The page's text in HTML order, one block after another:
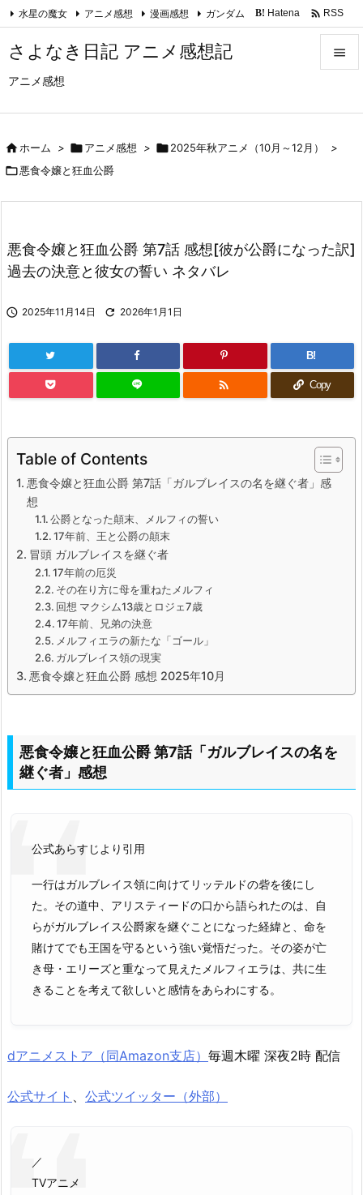
さよなき日記 アニメ感想記
アニメ感想

サイド

水星の魔女 アニメ感想 漫画感想 ガンダム B! Hatena  RSS
ホーム > アニメ感想 > 2025年秋アニメ（10月～12月） >
悪食令嬢と狂血公爵
悪食令嬢と狂血公爵 第7話 感想[彼が公爵になった訳]
過去の決意と彼女の誓い ネタバレ
 2025年11月14日  2026年1月1日
B!
 Copy
Table of Contents
悪食令嬢と狂血公爵 第7話「ガルブレイスの名を継ぐ者」感
想
公爵となった顛末、メルフィの誓い
17年前、王と公爵の顛末
冒頭 ガルブレイスを継ぐ者
17年前の厄災
その在り方に母を重ねたメルフィ
回想 マクシム13歳とロジェ7歳
17年前、兄弟の決意
メルフィエラの新たな「ゴール」
ガルブレイス領の現実
悪食令嬢と狂血公爵 感想 2025年10月
悪食令嬢と狂血公爵 第7話「ガルブレイスの名を
継ぐ者」感想
公式あらすじより引用
一行はガルブレイス領に向けてリッテルドの砦を後にし
た。その道中、アリスティードの口から語られたのは、自
らがガルブレイス公爵家を継ぐことになった経緯と、命を
賭けてでも王国を守るという強い覚悟だった。その姿が亡
き母・エリーズと重なって見えたメルフィエラは、共に生
きることを考えて欲しいと感情をあらわにする。
dアニメストア（同Amazon支店） 毎週木曜 深夜2時 配信
公式サイト 、 公式ツイッター（外部）
／
TVアニメ